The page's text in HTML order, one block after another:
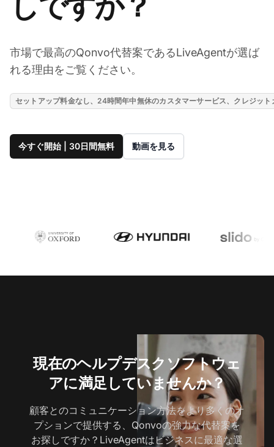
市場で最高のQonvo代替案であるLiveAgentが選ば
れる理由をご覧ください。
セットアップ料金なし、24時間年中無休のカスタマーサービス、クレジッ
今すぐ開始 | 30日間無料 動画を見る
現在のヘルプデスクソフトウェ
アに満足していませんか？
顧客とのコミュニケーション方法をより多くのオ
プションで提供する、Qonvoの強力な代替案を
お探しですか？LiveAgentはビジネスに最適な選